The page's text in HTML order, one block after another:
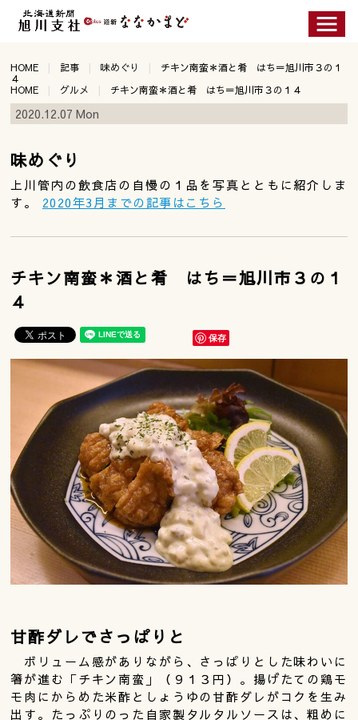
HOME 記事 味めぐり
チキン南蛮＊酒と肴 はち＝旭川市３の１
４
HOME
グルメ チキン南蛮＊酒と肴 はち＝旭川市３の１４
2020.12.07 Mon
味めぐり
上川管内の飲食店の自慢の１品を写真とともに紹介しま
す。 2020年3月までの記事はこちら
チキン南蛮＊酒と肴 はち＝旭川市３の１
４
保存
甘酢ダレでさっぱりと
ボリューム感がありながら、さっぱりとした味わいに
箸が進む「チキン南蛮」（９１３円）。揚げたての鶏モ
モ肉にからめた米酢としょうゆの甘酢ダレがコクを生み
出す。たっぷりのった自家製タルタルソースは、粗めに